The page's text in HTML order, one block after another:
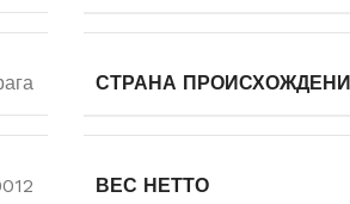
СТРАНА
ВЕС НЕТТО